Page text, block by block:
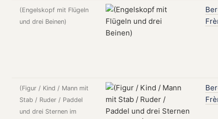
(Engelskopf mit Flügeln
und drei Beinen)
(Figur / Kind / Mann mit
Stab / Ruder / Paddel
und drei Sternen im